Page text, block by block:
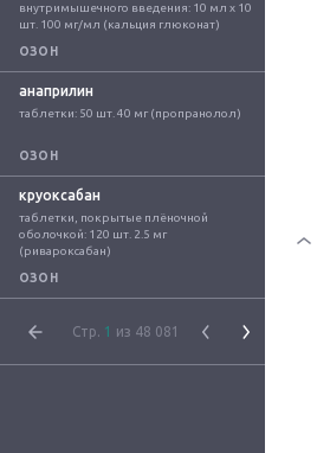
внутримышечного введения: 10 мл x 10
шт. 100 мг/мл (кальция глюконат)
ОЗОН
анаприлин
таблетки: 50 шт. 40 мг (пропранолол)
ОЗОН
круоксабан
таблетки, покрытые плёночной
оболочкой: 120 шт. 2.5 мг
(ривароксабан)
ОЗОН
Стр. 1 из 48 081